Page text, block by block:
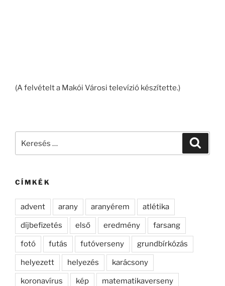
(A felvételt a Makói Városi televízió készítette.)
CÍMKÉK
advent arany aranyérem atlétika
díjbefizetés első eredmény farsang
fotó futás futóverseny grundbírkózás
helyezett helyezés karácsony
koronavírus kép matematikaverseny